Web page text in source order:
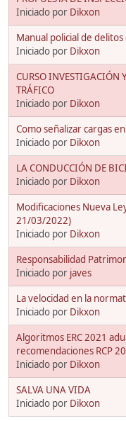
Iniciado por Dikxon
Manual policial de
Iniciado por Dikxon
CURSO INVESTIGACIÓN
TRÁFICO
Iniciado por Dikxon
Como señalizar cargas
Iniciado por Dikxon
LA CONDUCCIÓN DE
Iniciado por Dikxon
Modificaciones Nueva
21/03/2022)
Iniciado por Dikxon
Responsabilidad
Iniciado por javes
La velocidad en la
Iniciado por Dikxon
Algoritmos ERC 2021
recomendaciones RCP
Iniciado por Dikxon
SALVA UNA VIDA
Iniciado por Dikxon